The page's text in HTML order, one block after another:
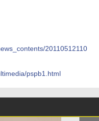
20110512110
pspb1.html